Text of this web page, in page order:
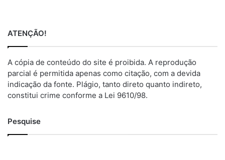
ATENÇÃO!
A cópia de conteúdo do site é proibida. A reprodução
parcial é permitida apenas como citação, com a devida
indicação da fonte. Plágio, tanto direto quanto indireto,
constitui crime conforme a Lei 9610/98.
Pesquise